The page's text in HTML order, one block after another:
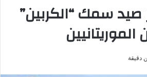
سمك “الكربين”
دقيقة